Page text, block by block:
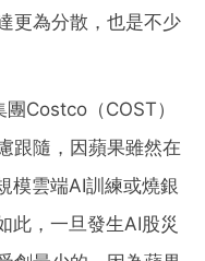
更為分散，也是不少
Costco（COST）
跟隨，因蘋果雖然在
模雲端AI訓練或燒銀
此，一旦發生AI股災